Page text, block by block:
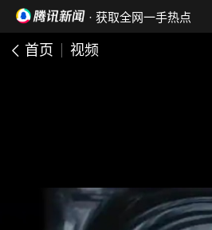
· 获取全网一手热点
首页 视频